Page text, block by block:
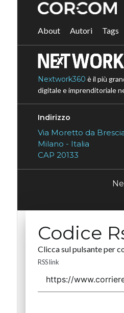
About Autori Tags
Nextwork360 è il più
digitale e imprenditoriale
Indirizzo
Via Moretto da
Milano - Italia
CAP 20133
Codice
Clicca sul pulsante per
RSS link